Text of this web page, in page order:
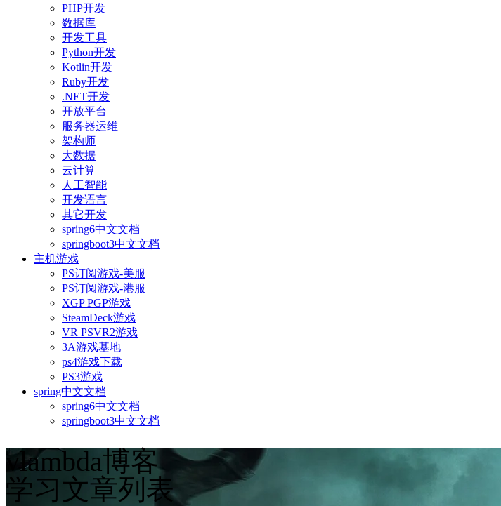
PHP开发
数据库
开发工具
Python开发
Kotlin开发
Ruby开发
.NET开发
开放平台
服务器运维
架构师
大数据
云计算
人工智能
开发语言
其它开发
spring6中文文档
springboot3中文文档
主机游戏
PS订阅游戏-美服
PS订阅游戏-港服
XGP PGP游戏
SteamDeck游戏
VR PSVR2游戏
3A游戏基地
ps4游戏下载
PS3游戏
spring中文文档
spring6中文文档
springboot3中文文档
vlambda博客
学习文章列表